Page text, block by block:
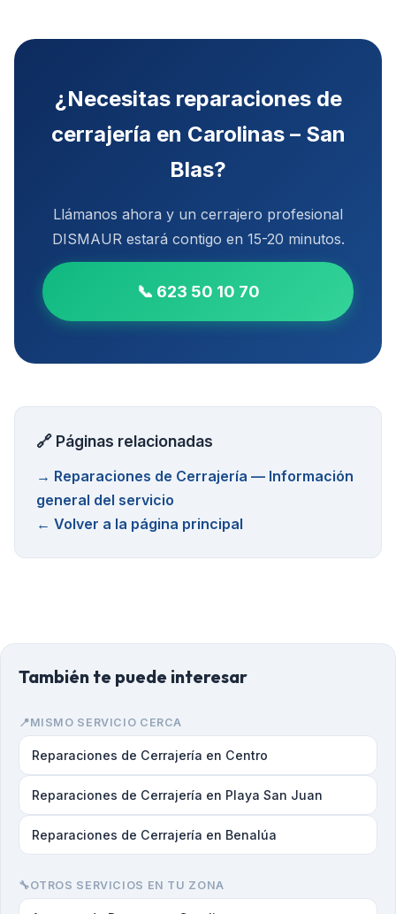
¿Necesitas reparaciones de
cerrajería en Carolinas – San
Blas?
Llámanos ahora y un cerrajero profesional
DISMAUR estará contigo en 15-20 minutos.
📞 623 50 10 70
🔗 Páginas relacionadas
→ Reparaciones de Cerrajería — Información
general del servicio
← Volver a la página principal
También te puede interesar
📍MISMO SERVICIO CERCA
Reparaciones de Cerrajería en Centro
Reparaciones de Cerrajería en Playa San Juan
Reparaciones de Cerrajería en Benalúa
🔧OTROS SERVICIOS EN TU ZONA